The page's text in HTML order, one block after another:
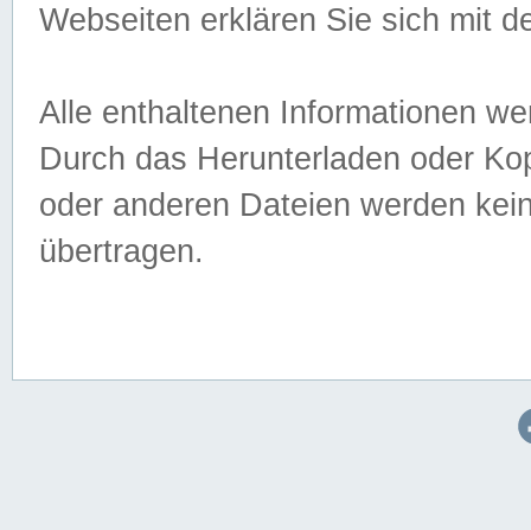
Webseiten erklären Sie sich mit
Alle enthaltenen Informationen
Durch das Herunterladen oder
oder anderen Dateien werden
übertragen.